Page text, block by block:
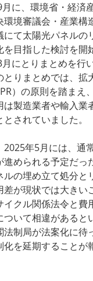
に、環境省・経済
環境審議会・産業構
にて太陽光パネルの
目指した検討を開
にとりまとめを行
とりまとめでは、拡
）の原則を踏まえ
は製造業者や輸入業
されていました。
2025年5月には、通
進められる予定だっ
ルの埋め立て処分と
が現状では大きい
イクル関係法令と費
ついて相違があると
法制局が法案化に待
化を延期することが